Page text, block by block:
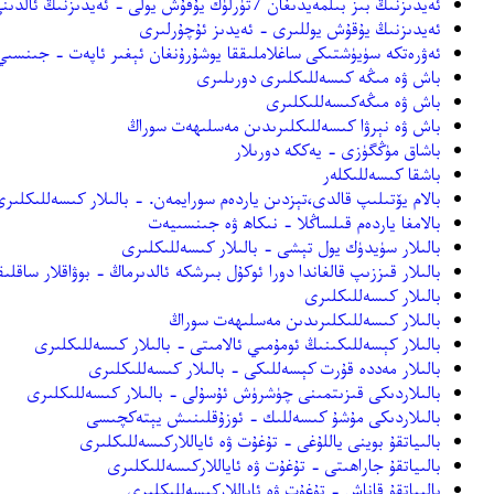
ئەيدىزنىڭ يۇقۇش يوللىرى - ئەيدىز ئۇچۇرلىرى
ئەۋرەتكە سۈيۈشتىكى ساغلاملىققا يوشۇرۇنغان ئېغىر ئاپەت -
باش ۋە مىڭە كىسەللىكلىرى دورىلىرى
باش ۋە مىڭەكىسەللىكلىرى
باش ۋە نېرۋا كىسەللىكلىرىدىن مەسلىھەت سوراڭ
باشاق مۈڭگۈزى - يەككە دورىلار
باشقا كىسەللىكلەر
بالام يۆتىلىپ قالدى،تېزدىن ياردەم سورايمەن. - بالىلار
بالامغا ياردەم قىلساڭلا - نىكاھ ۋە جىنسىيەت
بالىلار سۈيدۈك يول تېشى - بالىلار كىسەللىكلىرى
بالىلار قىززىپ قالغاندا دورا ئوكۇل بىرشكە ئالدىرماڭ - بوۋاقلار
بالىلار كىسەللىكلىرى
بالىلار كىسەللىكلىرىدىن مەسلىھەت سوراڭ
بالىلار كېسەللىكىنىڭ ئومۇمىي ئالامىتى - بالىلار كىسەللىكلىرى
بالىلار مەددە قۇرت كېسەللىكى - بالىلار كىسەللىكلىرى
بالىلاردىكى قىزىتمىنى چۈشرۈش ئۇسۇلى - بالىلار كىسەللىكلىرى
بالىلاردىكى مۇشۇ كىسەللىك - ئوزۇقلىنىش يېتەكچىسى
بالىياتقۇ بوينى ياللۇغى - تۇغۇت ۋە ئاياللاركىسەللىكلىرى
بالىياتقۇ جاراھىتى - تۇغۇت ۋە ئاياللاركىسەللىكلىرى
بالىياتقۇ قاناش - تۇغۇت ۋە ئاياللاركىسەللىكلىرى